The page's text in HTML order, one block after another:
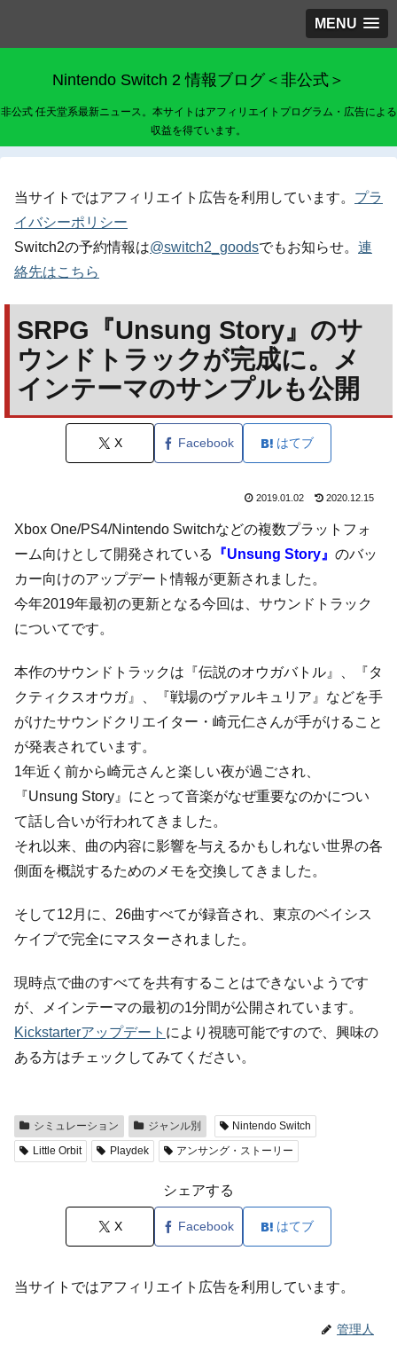
MENU
Nintendo Switch 2 情報ブログ＜非公式＞
非公式 任天堂系最新ニュース。本サイトはアフィリエイトプログラム・広告による
収益を得ています。
当サイトではアフィリエイト広告を利用しています。 プラ
イバシーポリシー
Switch2の予約情報は@switch2_goodsでもお知らせ。 連
絡先はこちら
SRPG『Unsung Story』のサ
ウンドトラックが完成に。メ
インテーマのサンプルも公開
X Facebook はてブ
2019.01.02 2020.12.15
Xbox One/PS4/Nintendo Switchなどの複数プラットフォ
ーム向けとして開発されている
『Unsung Story』 のバッ
カー向けのアップデート情報が更新されました。
今年2019年最初の更新となる今回は、サウンドトラック
についてです。
本作のサウンドトラックは『伝説のオウガバトル』、『タ
クティクスオウガ』、『戦場のヴァルキュリア』などを手
がけたサウンドクリエイター・崎元仁さんが手がけること
が発表されています。
1年近く前から崎元さんと楽しい夜が過ごされ、
『Unsung Story』にとって音楽がなぜ重要なのかについ
て話し合いが行われてきました。
それ以来、曲の内容に影響を与えるかもしれない世界の各
側面を概説するためのメモを交換してきました。
そして12月に、26曲すべてが録音され、東京のベイシス
ケイプで完全にマスターされました。
現時点で曲のすべてを共有することはできないようです
が、メインテーマの最初の1分間が公開されています。
Kickstarterアップデート により視聴可能ですので、興味の
ある方はチェックしてみてください。
シミュレーション ジャンル別
Nintendo Switch
Little Orbit
Playdek アンサング・ストーリー
シェアする
X Facebook はてブ
当サイトではアフィリエイト広告を利用しています。
管理人